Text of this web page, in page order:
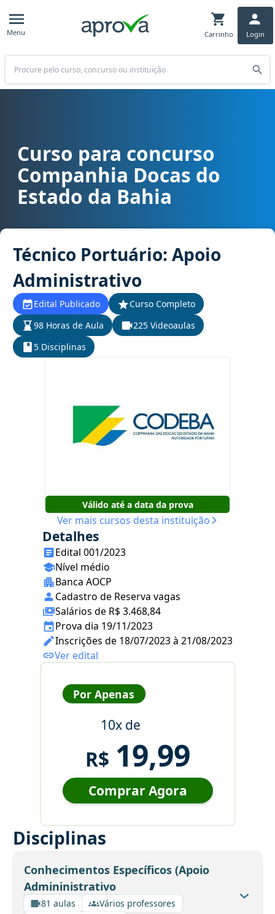
Menu Carrinho Login
Buscar
Curso para concurso CODEBA - Companhia Docas do Estado da
Curso para concurso
Companhia Docas do
Estado da Bahia
Técnico Portuário: Apoio
Administrativo
Edital Publicado
Curso Completo
98 Horas de Aula
225 Videoaulas
5 Disciplinas
Válido até a data da prova
Ver mais cursos desta instituição
Detalhes
Edital 001/2023
Nível médio
Banca AOCP
Cadastro de Reserva vagas
Salários de R$ 3.468,84
Prova dia 19/11/2023
Inscrições de 18/07/2023 à 21/08/2023
Ver edital
Por Apenas
10x de
R$ 19,99
Comprar Agora
Disciplinas
Conhecimentos Específicos (Apoio
Admininistrativo
81 aulas
Vários professores